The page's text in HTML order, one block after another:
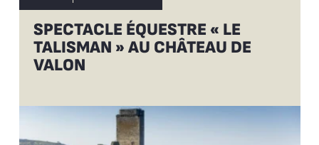
SPECTACLE ÉQUESTRE « LE
TALISMAN » AU CHÂTEAU DE
VALON